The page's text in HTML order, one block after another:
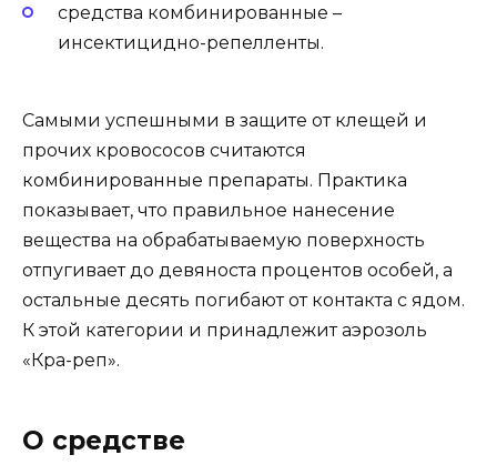
средства комбинированные –
инсектицидно-репелленты.
Самыми успешными в защите от клещей и
прочих кровососов считаются
комбинированные препараты. Практика
показывает, что правильное нанесение
вещества на обрабатываемую поверхность
отпугивает до девяноста процентов особей, а
остальные десять погибают от контакта с ядом.
К этой категории и принадлежит аэрозоль
«Кра-реп».
О средстве